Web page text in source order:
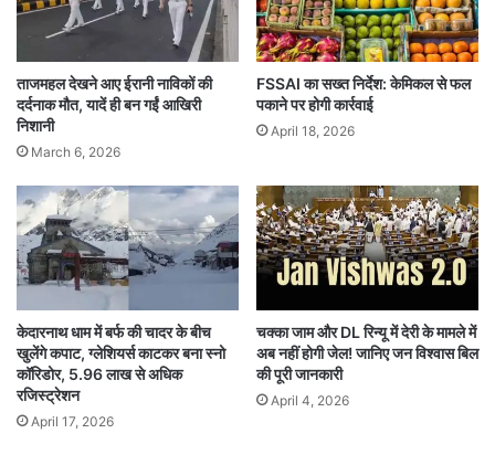
ताजमहल देखने आए ईरानी नाविकों की
दर्दनाक मौत, यादें ही बन गईं आखिरी
निशानी
March 6, 2026
FSSAI का सख्त निर्देश: केमिकल से फल
पकाने पर होगी कार्रवाई
April 18, 2026
केदारनाथ धाम में बर्फ की चादर के बीच
खुलेंगे कपाट, ग्लेशियर्स काटकर बना स्नो
कॉरिडोर, 5.96 लाख से अधिक
रजिस्ट्रेशन
April 17, 2026
चक्का जाम और DL रिन्यू में देरी के मामले में
अब नहीं होगी जेल! जानिए जन विश्वास बिल
की पूरी जानकारी
April 4, 2026